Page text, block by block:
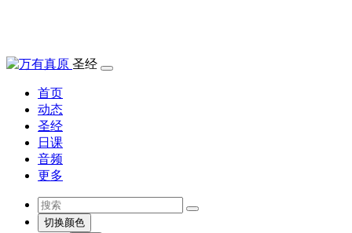
圣经
首页
动态
圣经
日课
音频
更多
切换颜色